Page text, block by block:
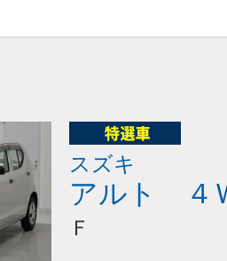
スズキ
アルト ４
Ｆ